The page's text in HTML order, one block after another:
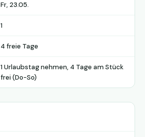
Fr, 23.05.
1
4 freie Tage
1 Urlaubstag nehmen, 4 Tage am Stück
frei (Do-So)